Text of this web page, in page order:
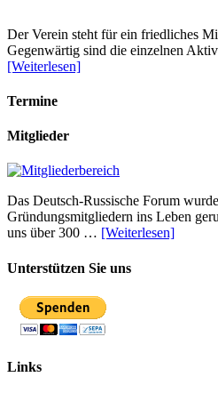
Der Verein steht für ein friedliches
Gegenwärtig sind die einzelnen
[Weiterlesen]
Termine
Mitglieder
Das Deutsch-Russische Forum
Gründungsmitgliedern ins Leben
uns über 300 … [Weiterlesen]
Unterstützen Sie uns
Links